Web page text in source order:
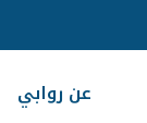
عن روابي